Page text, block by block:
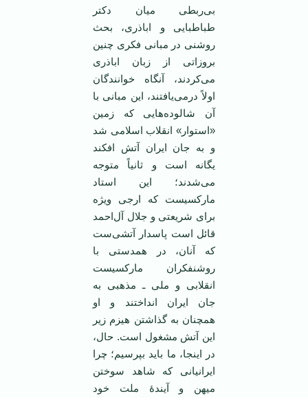
بی‌ربطی میان دکتر
طباطبایی و اباذری، بحث
روشنی در مبانی فکری چنین
بروزاتی از زبان اباذری
می‌کردند، آنگاه خوانندگان
اولاً درمی‌یافتند، این مبانی با
آن شالوده‌هایی که زمین
«استوار» انقلاب اسلامی شد
و به جان ایران آتش افکند
یگانه‌ است و ثانیاً متوجه
می‌‌شدند؛ این استاد
مارکسیست که ارجی ویژه
برای شریعتی و جلال آل‌احمد
قائل است پاسدار آتشی‌ست
که آنان، در همدستی با
روشنفکران مارکسیست
انقلابی و ملی ـ مذهبی به
جان ایران انداختند و او
همچنان به گذاشتن هیزم زیر
این آتش مشغول است. حال،
در اینجا، ما باید بپرسیم؛ چرا
ایرانیانی که شاهد سوختن
میهن و آیندۀ ملت خود